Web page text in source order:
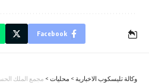
Facebook
وكالة تليسكوب الاخبارية > محليات > مجمع الملك